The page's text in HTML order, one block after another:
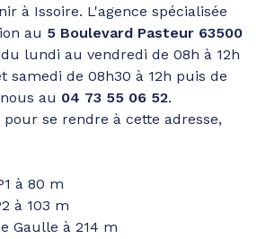
à Issoire. L'agence spécialisée
au 5 Boulevard Pasteur 63500
lundi au vendredi de 08h à 12h
samedi de 08h30 à 12h puis de
au 04 73 55 06 52.
se rendre à cette adresse,
à 80 m
à 103 m
Gaulle à 214 m